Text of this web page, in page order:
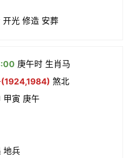
开光 修造 安葬
庚午时 生肖马
(1924,1984) 煞北
甲寅 庚午
地兵